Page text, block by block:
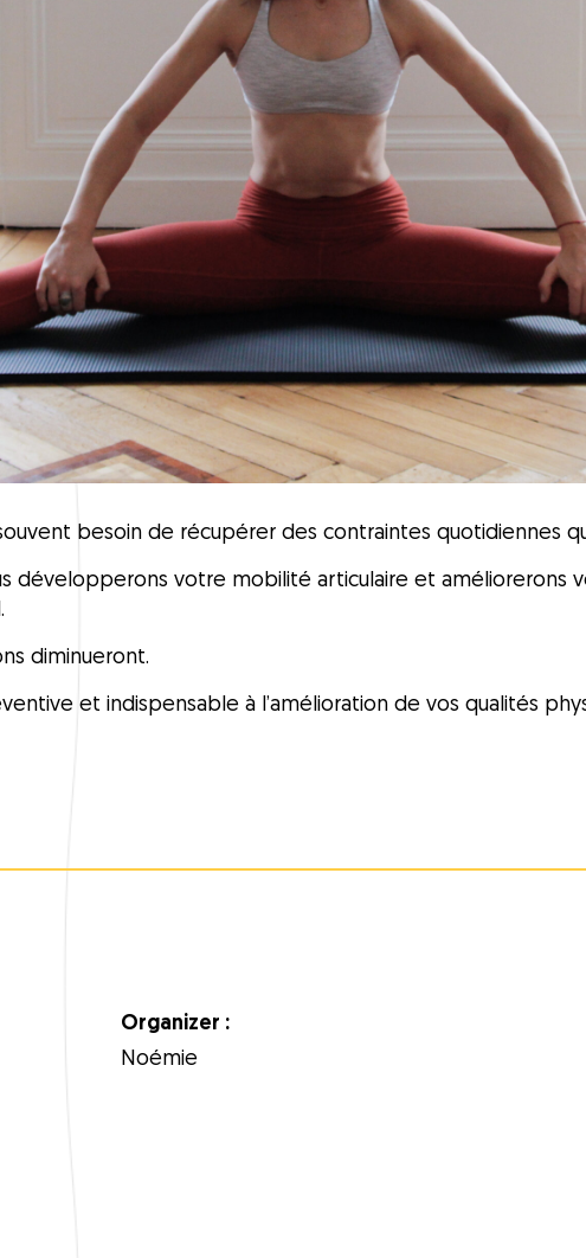
besoin de récupérer des contraintes quotidiennes
développerons votre mobilité articulaire et améliorerons
diminueront.
et indispensable à l’amélioration de vos qualités
Organizer :
Noémie